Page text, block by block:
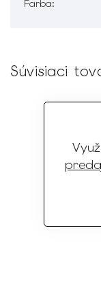
Farba:
Súvisiaci